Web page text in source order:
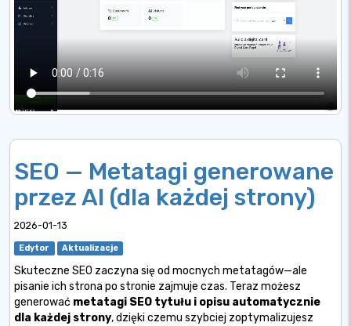
SEO — Metatagi generowane
przez AI (dla każdej strony)
2026-01-13
Edytor Aktualizacje
Skuteczne SEO zaczyna się od mocnych metatagów—ale
pisanie ich strona po stronie zajmuje czas. Teraz możesz
generować metatagi SEO tytułu i opisu automatycznie
dla każdej strony, dzięki czemu szybciej zoptymalizujesz